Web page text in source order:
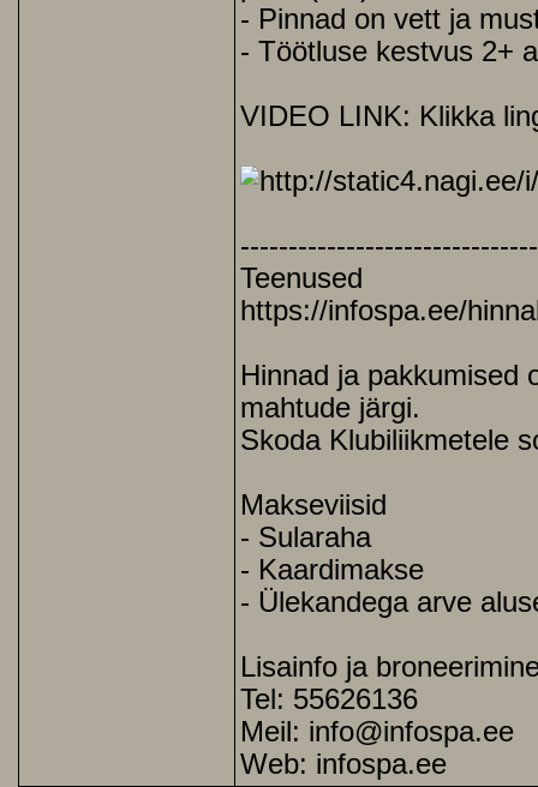
- Pinnad on vett ja
- Töötluse kestvus 2+
VIDEO LINK: Klikka
Teenused
https://infospa.ee/
Hinnad ja pakkumised
mahtude järgi.
Skoda Klubiliikmetele
Makseviisid
- Sularaha
- Kaardimakse
- Ülekandega arve
Lisainfo ja
Tel: 55626136
Meil: info@infospa.ee
Web: infospa.ee